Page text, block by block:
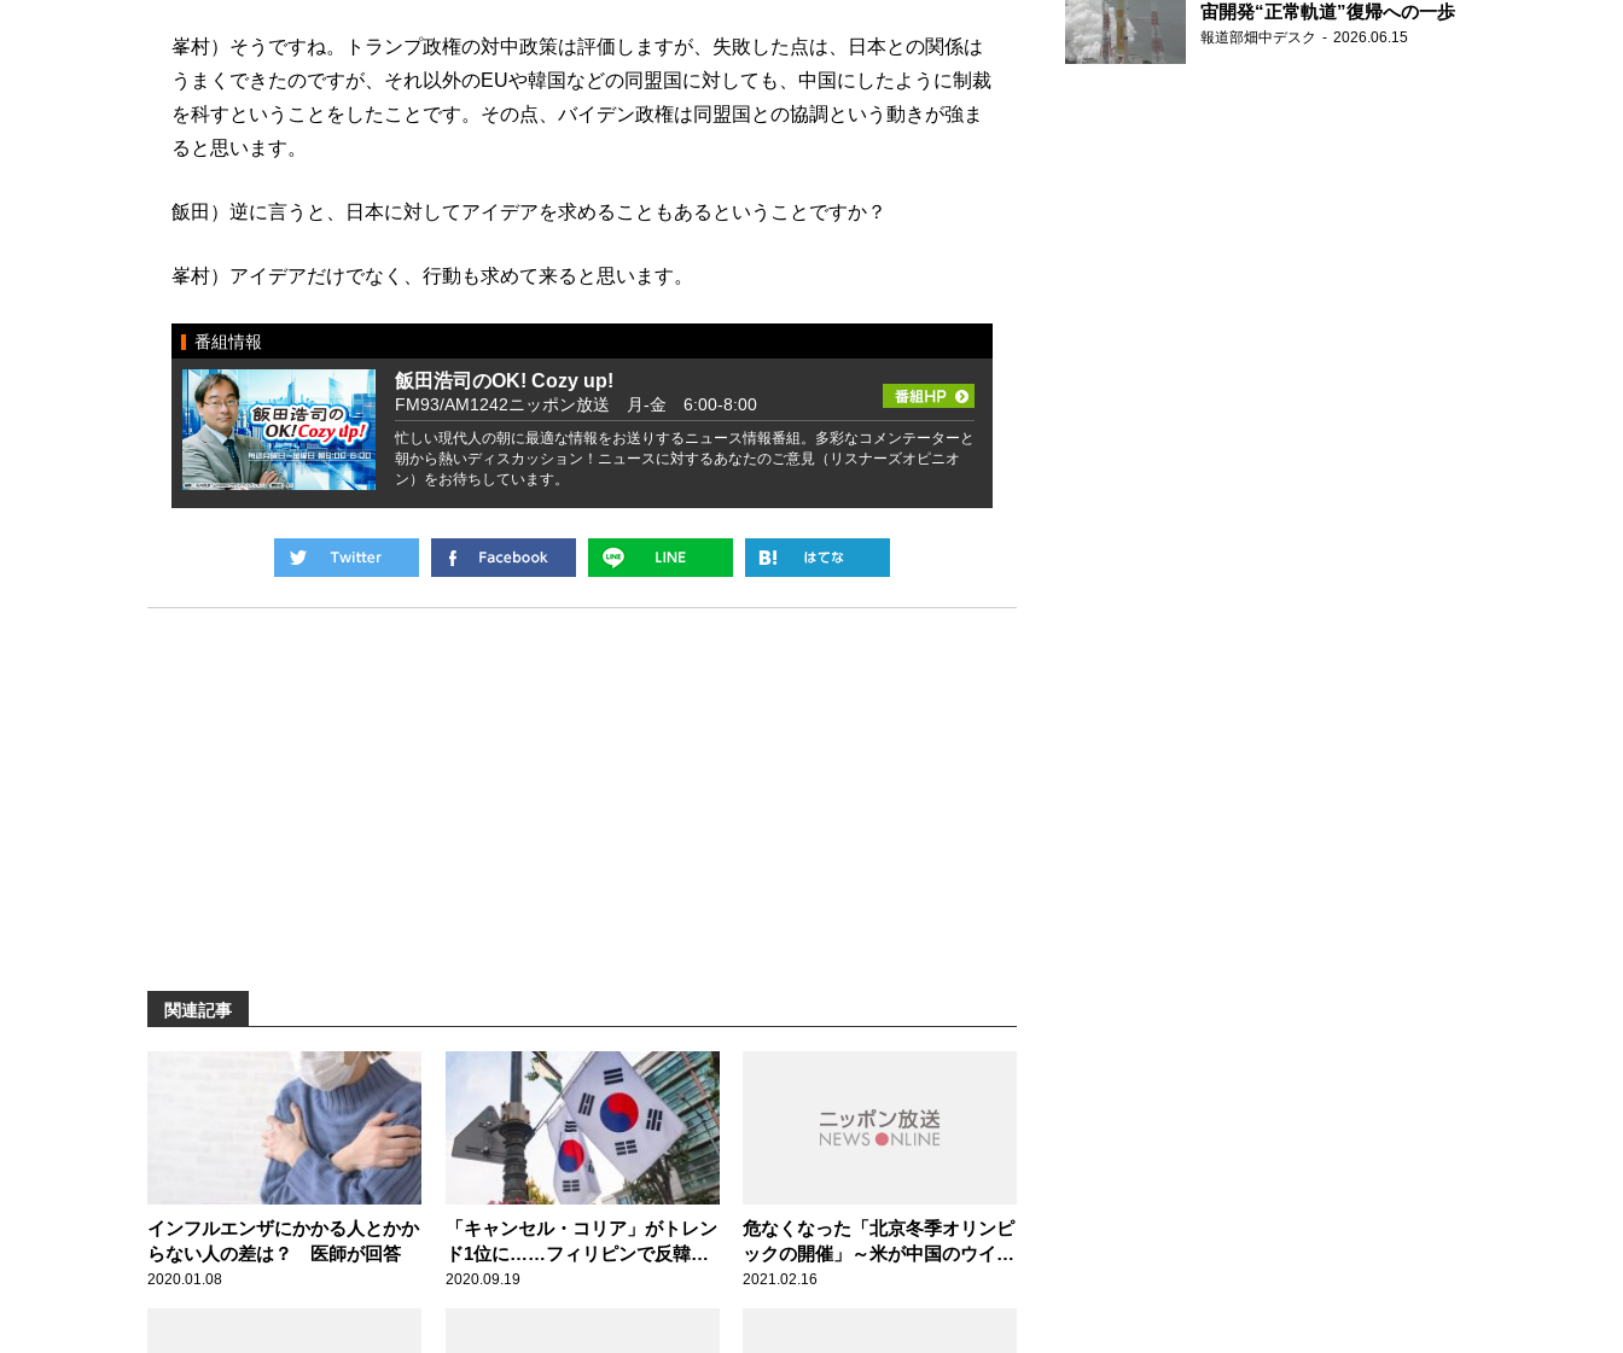
峯村）そうですね。トランプ政権の対中政策は評価しますが、失敗した点は、日本との関係は
うまくできたのですが、それ以外のEUや韓国などの同盟国に対しても、中国にしたように制裁
を科すということをしたことです。その点、バイデン政権は同盟国との協調という動きが強ま
ると思います。
飯田）逆に言うと、日本に対してアイデアを求めることもあるということですか？
峯村）アイデアだけでなく、行動も求めて来ると思います。
番組情報
飯田浩司のOK! Cozy up!
FM93/AM1242ニッポン放送 月-金 6:00-8:00
忙しい現代人の朝に最適な情報をお送りするニュース情報番組。多彩なコメンテーターと
朝から熱いディスカッション！ニュースに対するあなたのご意見（リスナーズオピニオ
ン）をお待ちしています。
関連記事
インフルエンザにかかる人とかか
らない人の差は？ 医師が回答
2020.01.08
「キャンセル・コリア」がトレン
ド1位に……フィリピンで反韓感
情が高まったわけ
2020.09.19
危なくなった「北京冬季オリンピ
ックの開催」～米が中国のウイグ
ル政策をジェノサイド認定
2021.02.16
宙開発“正常軌道”復帰への一歩
報道部畑中デスク 2026.06.15